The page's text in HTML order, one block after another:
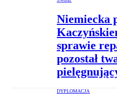
Niemiecka
sprawie
pozostał
DYPLOMACJA